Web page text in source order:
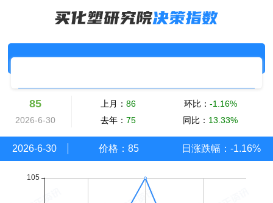
粉末涂料
85
2026-6-30
上月： 86
去年： 75
环比： -1.16%
同比： 13.33%
2026-6-30 价格： 85 日涨跌幅： -1.16%